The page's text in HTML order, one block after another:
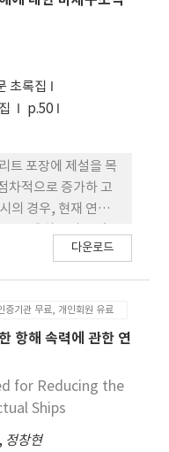
초록집
p.50
트 포장에 제설을 목
차적으로 증가하 고
의 경우, 현재 연간
배 이상 제설제의
현상이 빈번하게 발
능에 대한 제설제 종
점차 증가되고 있는
포장의 제설을 위하
나트륨을 이용 한 습
다. 주지하다시피, 염
에 의한 콘크 리트
다운로드
증기관 무료, 개인회원 유료
항해 속력에 관한 연
for Reducing the
Ships
정창현